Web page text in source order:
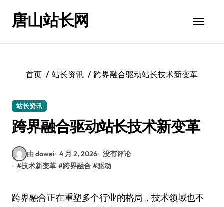
唐山站长网
首页 站长资讯 跨界融合驱动站长技术新变革
站长资讯
跨界融合驱动站长技术新变革
由 dawei 4 月 2, 2026 没有评论
#技术新变革 #跨界融合 #驱动
跨界融合正在重塑多个行业的格局，技术领域也不